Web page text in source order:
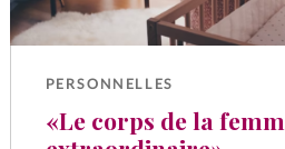
PERSONNELLES
«Le corps de la